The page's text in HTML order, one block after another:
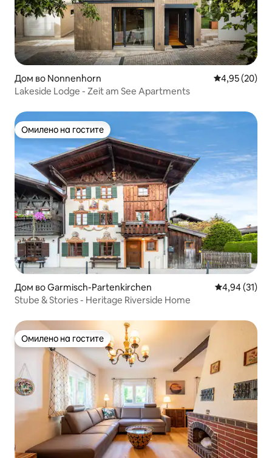
Дом во Nonnenhorn Просечна
4,95 (20)
Lakeside Lodge - Zeit am See Apartments
Омилено на гостите
Омилено на гостите
Дом во Garmisch-Partenkirchen Просечна
4,94 (31)
Stube & Stories - Heritage Riverside Home
Омилено на гостите
Омилено на гостите